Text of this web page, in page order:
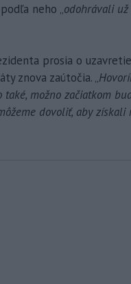
neho „odohrávali
prosia o
znova zaútočia. „
také, možno začiatkom
dovoliť, aby